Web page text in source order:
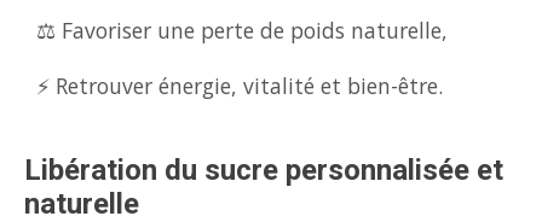
⚖️ Favoriser une perte de poids naturelle,
⚡ Retrouver énergie, vitalité et bien-être.
Libération du sucre personnalisée et
naturelle